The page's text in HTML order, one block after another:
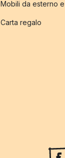
Mobili da esterno
Carta regalo